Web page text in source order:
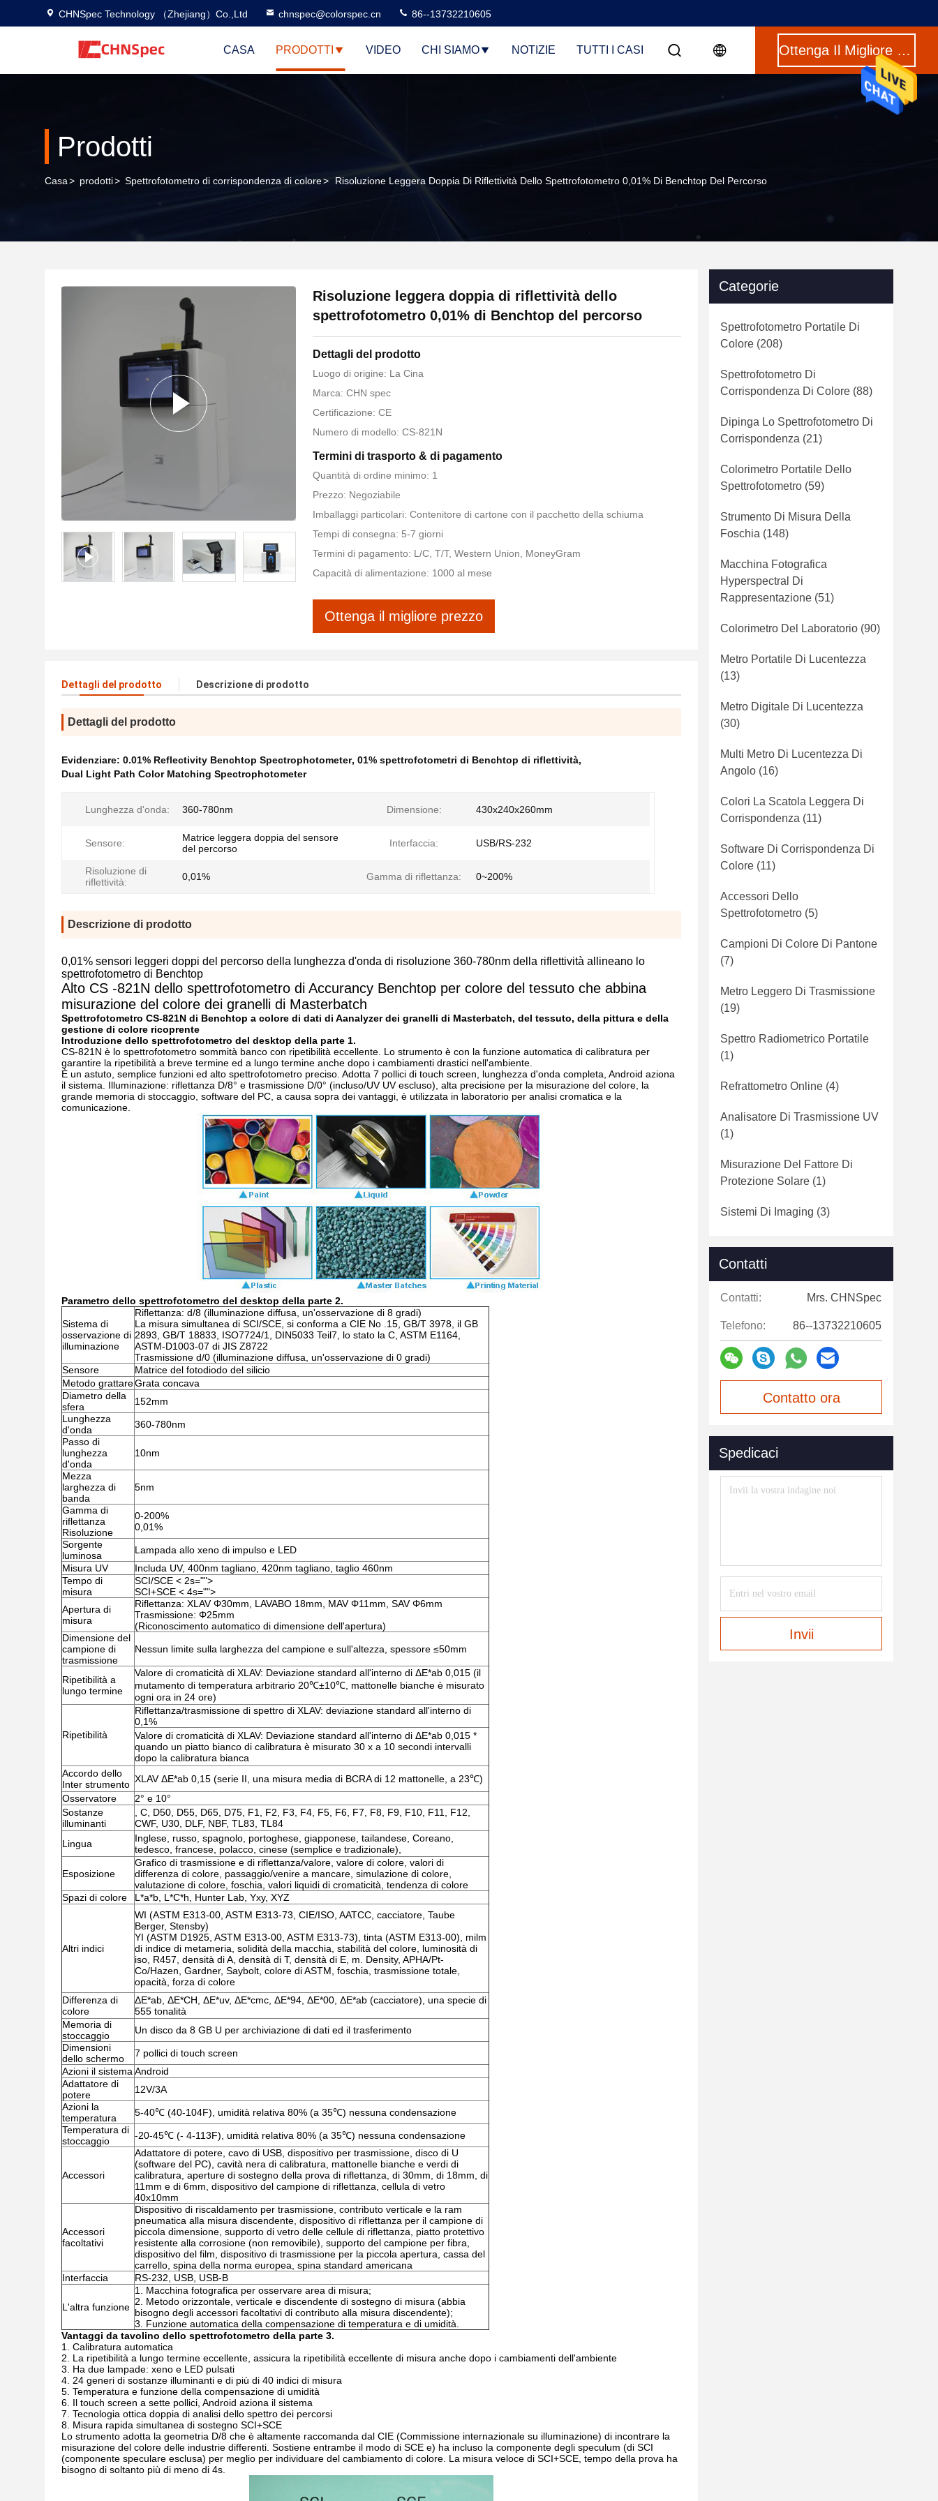
CHNSpec Technology （Zhejiang）Co.,Ltd chnspec@colorspec.cn 86--13732210605
CASA PRODOTTI VIDEO CHI SIAMO NOTIZIE TUTTI I CASI Ottenga Il Migliore Prezzo
Prodotti
Casa> prodotti> Spettrofotometro di corrispondenza di colore> Risoluzione Leggera Doppia Di Riflettività Dello Spettrofotometro 0,01% Di Benchtop Del Percorso
Risoluzione leggera doppia di riflettività dello
spettrofotometro 0,01% di Benchtop del percorso
Dettagli del prodotto
Luogo di origine: La Cina
Marca: CHN spec
Certificazione: CE
Numero di modello: CS-821N
Termini di trasporto & di pagamento
Quantità di ordine minimo: 1
Prezzo: Negoziabile
Imballaggi particolari: Contenitore di cartone con il pacchetto della schiuma
Tempi di consegna: 5-7 giorni
Termini di pagamento: L/C, T/T, Western Union, MoneyGram
Capacità di alimentazione: 1000 al mese
Ottenga il migliore prezzo
Dettagli del prodotto Descrizione di prodotto
Dettagli del prodotto
Evidenziare: 0.01% Reflectivity Benchtop Spectrophotometer, 01% spettrofotometri di Benchtop di riflettività,
Dual Light Path Color Matching Spectrophotometer
Lunghezza d'onda: 360-780nm Dimensione: 430x240x260mm
Sensore:
Matrice leggera doppia del sensore
del percorso
Interfaccia: USB/RS-232
Risoluzione di
riflettività:
0,01% Gamma di riflettanza: 0~200%
Descrizione di prodotto
0,01% sensori leggeri doppi del percorso della lunghezza d'onda di risoluzione 360-780nm della riflettività allineano lo
spettrofotometro di Benchtop
Alto CS -821N dello spettrofotometro di Accurancy Benchtop per colore del tessuto che abbina
misurazione del colore dei granelli di Masterbatch
Spettrofotometro CS-821N di Benchtop a colore di dati di Aanalyzer dei granelli di Masterbatch, del tessuto, della pittura e della
gestione di colore ricoprente
Introduzione dello spettrofotometro del desktop della parte 1.
CS-821N è lo spettrofotometro sommità banco con ripetibilità eccellente. Lo strumento è con la funzione automatica di calibratura per
garantire la ripetibilità a breve termine ed a lungo termine anche dopo i cambiamenti drastici nell'ambiente.
È un astuto, semplice funzioni ed alto spettrofotometro preciso. Adotta 7 pollici di touch screen, lunghezza d'onda completa, Android aziona
il sistema. Illuminazione: riflettanza D/8° e trasmissione D/0° (incluso/UV UV escluso), alta precisione per la misurazione del colore, la
grande memoria di stoccaggio, software del PC, a causa sopra dei vantaggi, è utilizzata in laboratorio per analisi cromatica e la
comunicazione.
Parametro dello spettrofotometro del desktop della parte 2.
Sistema di
osservazione di
illuminazione
Riflettanza: d/8 (illuminazione diffusa, un'osservazione di 8 gradi)
La misura simultanea di SCI/SCE, si conforma a CIE No .15, GB/T 3978, il GB
2893, GB/T 18833, ISO7724/1, DIN5033 Teil7, lo stato la C, ASTM E1164,
ASTM-D1003-07 di JIS Z8722
Trasmissione d/0 (illuminazione diffusa, un'osservazione di 0 gradi)
Sensore
Matrice del fotodiodo del silicio
Metodo grattareGrata concava
Diametro della
sfera
152mm
Lunghezza
d'onda
360-780nm
Passo di
lunghezza
d'onda
10nm
Mezza
larghezza di
banda
5nm
Gamma di
riflettanza
Risoluzione
0-200%
0,01%
Sorgente
luminosa
Lampada allo xeno di impulso e LED
Misura UV
Includa UV, 400nm tagliano, 420nm tagliano, taglio 460nm
Tempo di
misura
SCI/SCE < 2s="">
SCI+SCE < 4s="">
Apertura di
misura
Riflettanza: XLAV Φ30mm, LAVABO 18mm, MAV Φ11mm, SAV Φ6mm
Trasmissione: Φ25mm
(Riconoscimento automatico di dimensione dell'apertura)
Dimensione del
campione di
trasmissione
Nessun limite sulla larghezza del campione e sull'altezza, spessore ≤50mm
Ripetibilità a
lungo termine
Valore di cromaticità di XLAV: Deviazione standard all'interno di ΔE*ab 0,015 (il
mutamento di temperatura arbitrario 20℃±10℃, mattonelle bianche è misurato
ogni ora in 24 ore)
Ripetibilità
Riflettanza/trasmissione di spettro di XLAV: deviazione standard all'interno di
0,1%
Valore di cromaticità di XLAV: Deviazione standard all'interno di ΔE*ab 0,015 *
quando un piatto bianco di calibratura è misurato 30 x a 10 secondi intervalli
dopo la calibratura bianca
Accordo dello
Inter strumento XLAV ΔE*ab 0,15 (serie II, una misura media di BCRA di 12 mattonelle, a 23℃)
Osservatore
2° e 10°
Sostanze
illuminanti
, C, D50, D55, D65, D75, F1, F2, F3, F4, F5, F6, F7, F8, F9, F10, F11, F12,
CWF, U30, DLF, NBF, TL83, TL84
Lingua
Inglese, russo, spagnolo, portoghese, giapponese, tailandese, Coreano,
tedesco, francese, polacco, cinese (semplice e tradizionale),
Esposizione
Grafico di trasmissione e di riflettanza/valore, valore di colore, valori di
differenza di colore, passaggio/venire a mancare, simulazione di colore,
valutazione di colore, foschia, valori liquidi di cromaticità, tendenza di colore
Spazi di colore
L*a*b, L*C*h, Hunter Lab, Yxy, XYZ
Altri indici
WI (ASTM E313-00, ASTM E313-73, CIE/ISO, AATCC, cacciatore, Taube
Berger, Stensby)
YI (ASTM D1925, ASTM E313-00, ASTM E313-73), tinta (ASTM E313-00), milm
di indice di metameria, solidità della macchia, stabilità del colore, luminosità di
iso, R457, densità di A, densità di T, densità di E, m. Density, APHA/Pt-
Co/Hazen, Gardner, Saybolt, colore di ASTM, foschia, trasmissione totale,
opacità, forza di colore
Differenza di
colore
ΔE*ab, ΔE*CH, ΔE*uv, ΔE*cmc, ΔE*94, ΔE*00, ΔE*ab (cacciatore), una specie di
555 tonalità
Memoria di
stoccaggio
Un disco da 8 GB U per archiviazione di dati ed il trasferimento
Dimensioni
dello schermo
7 pollici di touch screen
Azioni il sistema Android
Adattatore di
potere
12V/3A
Azioni la
temperatura
5-40℃ (40-104F), umidità relativa 80% (a 35℃) nessuna condensazione
Temperatura di
stoccaggio
-20-45℃ (- 4-113F), umidità relativa 80% (a 35℃) nessuna condensazione
Accessori
Adattatore di potere, cavo di USB, dispositivo per trasmissione, disco di U
(software del PC), cavità nera di calibratura, mattonelle bianche e verdi di
calibratura, aperture di sostegno della prova di riflettanza, di 30mm, di 18mm, di
11mm e di 6mm, dispositivo del campione di riflettanza, cellula di vetro
40x10mm
Accessori
facoltativi
Dispositivo di riscaldamento per trasmissione, contributo verticale e la ram
pneumatica alla misura discendente, dispositivo di riflettanza per il campione di
piccola dimensione, supporto di vetro delle cellule di riflettanza, piatto protettivo
resistente alla corrosione (non removibile), supporto del campione per fibra,
dispositivo del film, dispositivo di trasmissione per la piccola apertura, cassa del
carrello, spina della norma europea, spina standard americana
Interfaccia
RS-232, USB, USB-B
L'altra funzione
1. Macchina fotografica per osservare area di misura;
2. Metodo orizzontale, verticale e discendente di sostegno di misura (abbia
bisogno degli accessori facoltativi di contributo alla misura discendente);
3. Funzione automatica della compensazione di temperatura e di umidità.
Vantaggi da tavolino dello spettrofotometro della parte 3.
1. Calibratura automatica
2. La ripetibilità a lungo termine eccellente, assicura la ripetibilità eccellente di misura anche dopo i cambiamenti dell'ambiente
3. Ha due lampade: xeno e LED pulsati
4. 24 generi di sostanze illuminanti e di più di 40 indici di misura
5. Temperatura e funzione della compensazione di umidità
6. Il touch screen a sette pollici, Android aziona il sistema
7. Tecnologia ottica doppia di analisi dello spettro dei percorsi
8. Misura rapida simultanea di sostegno SCI+SCE
Lo strumento adotta la geometria D/8 che è altamente raccomanda dal CIE (Commissione internazionale su illuminazione) di incontrare la
misurazione del colore delle industrie differenti. Sostiene entrambe il modo di SCE e) ha incluso la componente degli speculum (di SCI
(componente speculare esclusa) per meglio per individuare del cambiamento di colore. La misura veloce di SCI+SCE, tempo della prova ha
bisogno di soltanto più di meno di 4s.
Categorie
Spettrofotometro Portatile Di
Colore (208)
Spettrofotometro Di
Corrispondenza Di Colore (88)
Dipinga Lo Spettrofotometro Di
Corrispondenza (21)
Colorimetro Portatile Dello
Spettrofotometro (59)
Strumento Di Misura Della
Foschia (148)
Macchina Fotografica
Hyperspectral Di
Rappresentazione (51)
Colorimetro Del Laboratorio (90)
Metro Portatile Di Lucentezza
(13)
Metro Digitale Di Lucentezza
(30)
Multi Metro Di Lucentezza Di
Angolo (16)
Colori La Scatola Leggera Di
Corrispondenza (11)
Software Di Corrispondenza Di
Colore (11)
Accessori Dello
Spettrofotometro (5)
Campioni Di Colore Di Pantone
(7)
Metro Leggero Di Trasmissione
(19)
Spettro Radiometrico Portatile
(1)
Refrattometro Online (4)
Analisatore Di Trasmissione UV
(1)
Misurazione Del Fattore Di
Protezione Solare (1)
Sistemi Di Imaging (3)
Contatti
Contatti: Mrs. CHNSpec
Telefono: 86--13732210605
Contatto ora
Spedicaci
Invii